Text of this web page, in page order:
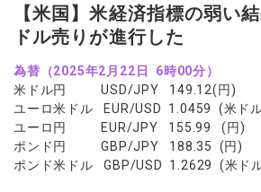
安全性
取引商品
FX（通貨ペア）
現物株式
ETF
株式CFD
株価指数CFD
エネルギーCFD
取引条件
スプレッド・手数料
ゼロカットとロスカット
スワップとロールオーバー
入出金方法
レバレッジ
NEW
約定率
口座
口座の種類
口座タイプ
法人のお客様
ゼロ口座
NEW
デモ口座
口座開設
口座開設フォーム
必要書類
開設方法
プラットフォーム
プラットフォーム
MT5
MT4
cTrader
ツール
MT4/MT5 ヒストリカルデータ
EA(エキスパートアドバイザー)
カスタムインジケーター
パートナー
パートナーシップ・プログラム
イントロデュース・パートナープログラム（IP）
ニュース
ニュースリリース
会社概要
【米国】米経済指標の弱い
ドル売りが進行した
為替（2025年2月22日 6時00分）
米ドル円 USD/JPY 149.12(円)
ユーロ米ドル EUR/USD 1.0459 (米ド
ユーロ円 EUR/JPY 155.99 (円)
ポンド円 GBP/JPY 188.35 (円)
ポンド米ドル GBP/USD 1.2629 (米ド